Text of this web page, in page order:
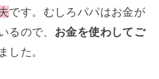
です。むしろパパはお金が
るので、 お金を使わしてご
した。